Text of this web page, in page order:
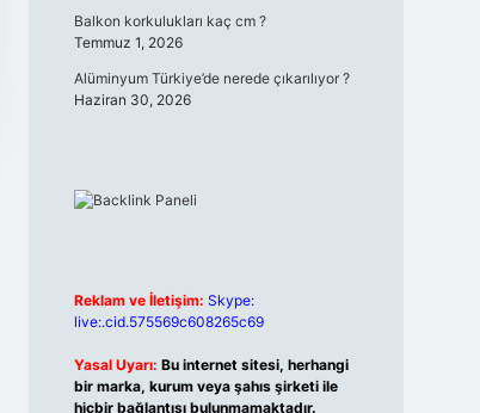
Balkon korkulukları kaç cm ?
Temmuz 1, 2026
Alüminyum Türkiye’de nerede çıkarılıyor ?
Haziran 30, 2026
Reklam ve İletişim: Skype:
live:.cid.575569c608265c69
Yasal Uyarı: Bu internet sitesi, herhangi
bir marka, kurum veya şahıs şirketi ile
hiçbir bağlantısı bulunmamaktadır.